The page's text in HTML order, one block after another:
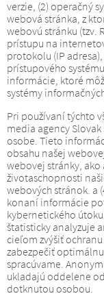
verzie, (2) operačný
webová stránka, z
webovú stránku (tzv.
prístupu na
protokolu (IP
prístupového
informácie, ktoré
systémy
Pri používaní týchto
media agency
osobe. Tieto
obsahu našej
webovej stránky,
životaschopnosti
webových stránok. a
konaní informácie
kybernetického útoku.
štatisticky analyzuje
cieľom zvýšiť
zabezpečiť
spracúvame.
ukladajú oddelene
dotknutou osobou.